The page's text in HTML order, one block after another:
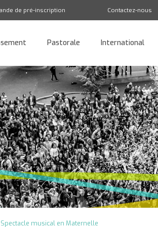
Pastorale International
de pré-inscription Contactez-nous
Spectacle musical en Maternelle